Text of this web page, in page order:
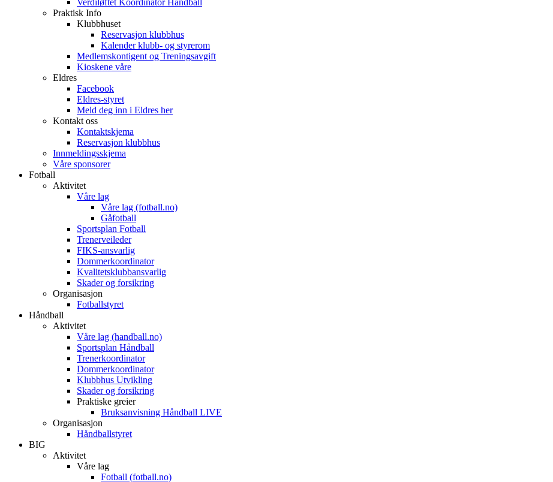
Verdiløftet Koordinator Håndball
Praktisk Info
Klubbhuset
Reservasjon klubbhus
Kalender klubb- og styrerom
Medlemskontigent og Treningsavgift
Kioskene våre
Eldres
Facebook
Eldres-styret
Meld deg inn i Eldres her
Kontakt oss
Kontaktskjema
Reservasjon klubbhus
Innmeldingsskjema
Våre sponsorer
Fotball
Aktivitet
Våre lag
Våre lag (fotball.no)
Gåfotball
Sportsplan Fotball
Trenerveileder
FIKS-ansvarlig
Dommerkoordinator
Kvalitetsklubbansvarlig
Skader og forsikring
Organisasjon
Fotballstyret
Håndball
Aktivitet
Våre lag (handball.no)
Sportsplan Håndball
Trenerkoordinator
Dommerkoordinator
Klubbhus Utvikling
Skader og forsikring
Praktiske greier
Bruksanvisning Håndball LIVE
Organisasjon
Håndballstyret
BIG
Aktivitet
Våre lag
Fotball (fotball.no)